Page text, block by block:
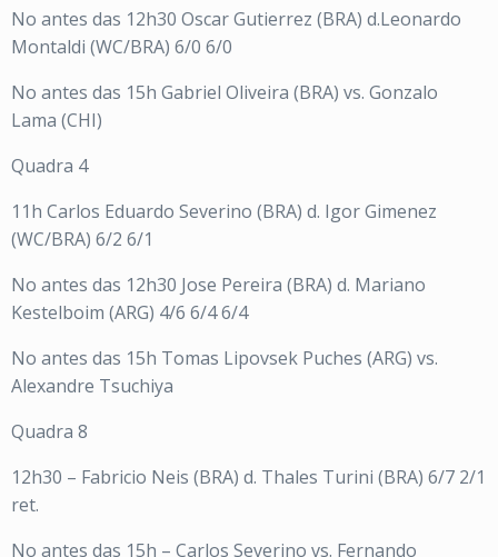
No antes das 12h30 Oscar Gutierrez (BRA) d.Leonardo
Montaldi (WC/BRA) 6/0 6/0
No antes das 15h Gabriel Oliveira (BRA) vs. Gonzalo
Lama (CHI)
Quadra 4
11h Carlos Eduardo Severino (BRA) d. Igor Gimenez
(WC/BRA) 6/2 6/1
No antes das 12h30 Jose Pereira (BRA) d. Mariano
Kestelboim (ARG) 4/6 6/4 6/4
No antes das 15h Tomas Lipovsek Puches (ARG) vs.
Alexandre Tsuchiya
Quadra 8
12h30 – Fabricio Neis (BRA) d. Thales Turini (BRA) 6/7 2/1
ret.
No antes das 15h – Carlos Severino vs. Fernando